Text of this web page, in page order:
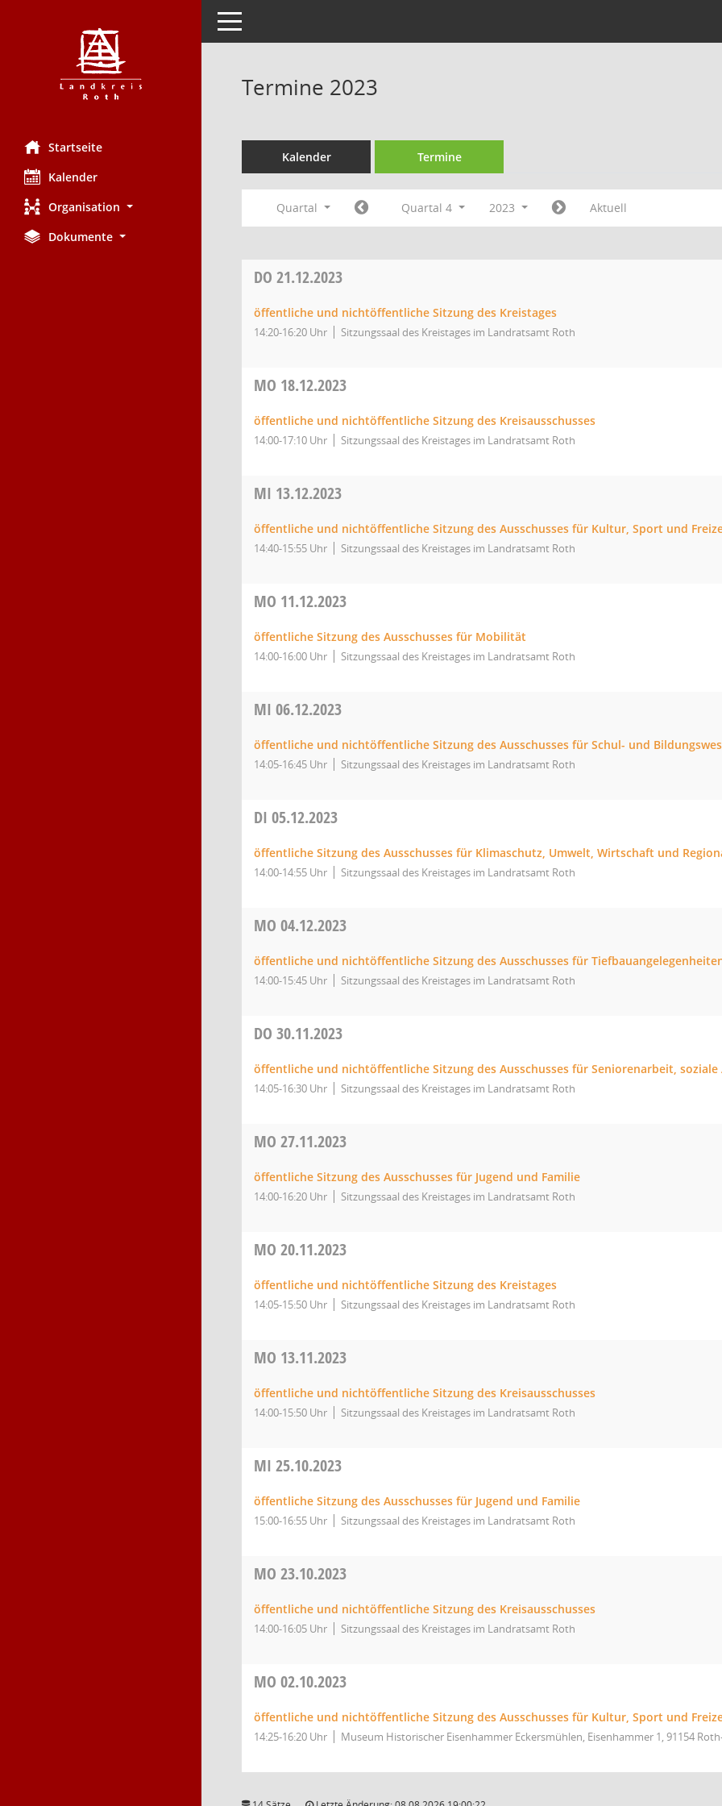
Startseite
Kalender
Organisation
Dokumente
Toggle navigation
Termine 2023
Kalender Termine
Quartal Quartal 4 2023 Aktuell
DO 21.12.2023
öffentliche und nichtöffentliche Sitzung des Kreistages
14:20-16:20 Uhr Sitzungssaal des Kreistages im Landratsamt Roth
MO 18.12.2023
öffentliche und nichtöffentliche Sitzung des Kreisausschusses
14:00-17:10 Uhr Sitzungssaal des Kreistages im Landratsamt Roth
MI 13.12.2023
öffentliche und nichtöffentliche Sitzung des Ausschusses für Kultur, Sport und
14:40-15:55 Uhr Sitzungssaal des Kreistages im Landratsamt Roth
MO 11.12.2023
öffentliche Sitzung des Ausschusses für Mobilität
14:00-16:00 Uhr Sitzungssaal des Kreistages im Landratsamt Roth
MI 06.12.2023
öffentliche und nichtöffentliche Sitzung des Ausschusses für Schul- und
14:05-16:45 Uhr Sitzungssaal des Kreistages im Landratsamt Roth
DI 05.12.2023
öffentliche Sitzung des Ausschusses für Klimaschutz, Umwelt, Wirtschaft und
14:00-14:55 Uhr Sitzungssaal des Kreistages im Landratsamt Roth
MO 04.12.2023
öffentliche und nichtöffentliche Sitzung des Ausschusses für
14:00-15:45 Uhr Sitzungssaal des Kreistages im Landratsamt Roth
DO 30.11.2023
öffentliche und nichtöffentliche Sitzung des Ausschusses für Seniorenarbeit,
14:05-16:30 Uhr Sitzungssaal des Kreistages im Landratsamt Roth
MO 27.11.2023
öffentliche Sitzung des Ausschusses für Jugend und Familie
14:00-16:20 Uhr Sitzungssaal des Kreistages im Landratsamt Roth
MO 20.11.2023
öffentliche und nichtöffentliche Sitzung des Kreistages
14:05-15:50 Uhr Sitzungssaal des Kreistages im Landratsamt Roth
MO 13.11.2023
öffentliche und nichtöffentliche Sitzung des Kreisausschusses
14:00-15:50 Uhr Sitzungssaal des Kreistages im Landratsamt Roth
MI 25.10.2023
öffentliche Sitzung des Ausschusses für Jugend und Familie
15:00-16:55 Uhr Sitzungssaal des Kreistages im Landratsamt Roth
MO 23.10.2023
öffentliche und nichtöffentliche Sitzung des Kreisausschusses
14:00-16:05 Uhr Sitzungssaal des Kreistages im Landratsamt Roth
MO 02.10.2023
öffentliche und nichtöffentliche Sitzung des Ausschusses für Kultur, Sport und
14:25-16:20 Uhr Museum Historischer Eisenhammer Eckersmühlen, Eisenhammer 1, 91154